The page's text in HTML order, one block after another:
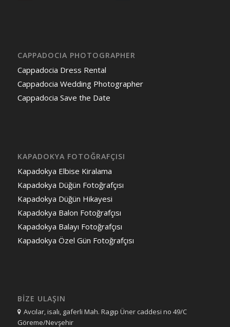
CAPPADOCIA PHOTOGRAPHER
Cappadocia Dress Rental
Cappadocia Wedding Photographer
Cappadocia Save the Date
KAPADOKYA FOTOĞRAFÇISI
Kapadokya Elbise Kiralama
Kapadokya Düğün Fotoğrafçısı
Kapadokya Düğün Hikayesi
Kapadokya Balon Fotoğrafçısı
Kapadokya Balayı Fotoğrafçısı
Kapadokya Özel Gün Fotoğrafçısı
BİZE ULAŞIN
Avcılar, isalı, gaferli Mah. Ragıp Üner caddesi no 49/C
Göreme/Nevşehir